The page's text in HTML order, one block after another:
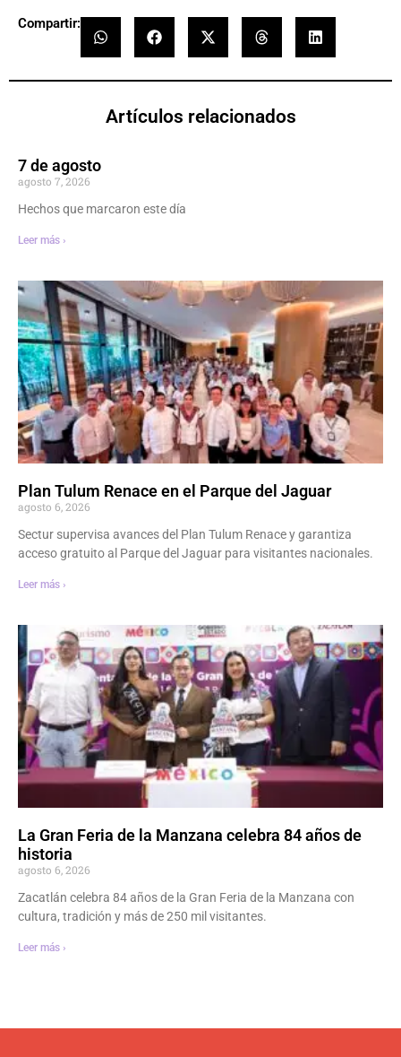
Compartir:
Artículos relacionados
7 de agosto
agosto 7, 2026
Hechos que marcaron este día
Leer más ›
Plan Tulum Renace en el Parque del Jaguar
agosto 6, 2026
Sectur supervisa avances del Plan Tulum Renace y garantiza
acceso gratuito al Parque del Jaguar para visitantes nacionales.
Leer más ›
La Gran Feria de la Manzana celebra 84 años de
historia
agosto 6, 2026
Zacatlán celebra 84 años de la Gran Feria de la Manzana con
cultura, tradición y más de 250 mil visitantes.
Leer más ›